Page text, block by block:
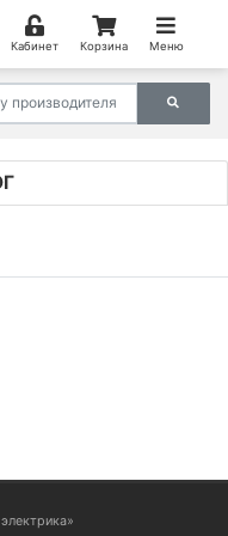
Кабинет Корзина Меню